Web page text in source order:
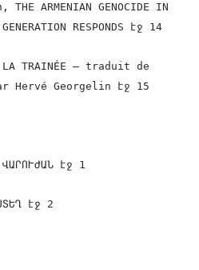
ARMENIAN GENOCIDE IN
RESPONDS էջ 14
TRAINÉE — traduit de
Hervé Georgelin էջ 15
էջ 1
էջ 2